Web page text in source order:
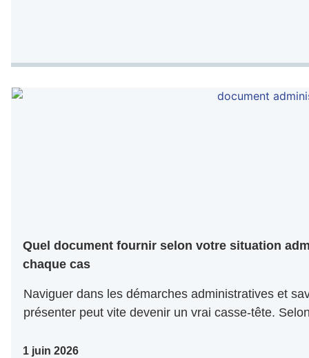
Quel document fournir selon votre situation
chaque cas
Naviguer dans les démarches administratives et
présenter peut vite devenir un vrai casse-tête.
1 juin 2026